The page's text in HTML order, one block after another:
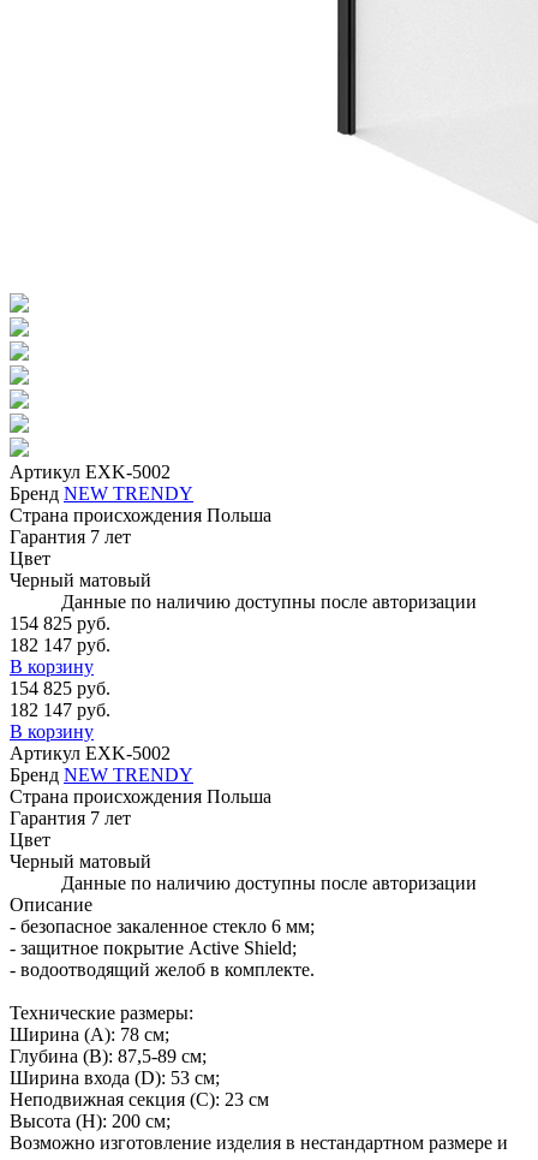
Артикул EXK-5002
Бренд NEW TRENDY
Страна происхождения Польша
Гарантия 7 лет
Цвет
Черный матовый
Данные по наличию доступны после авторизации
154 825 руб.
182 147 руб.
В корзину
154 825 руб.
182 147 руб.
В корзину
Артикул EXK-5002
Бренд NEW TRENDY
Страна происхождения Польша
Гарантия 7 лет
Цвет
Черный матовый
Данные по наличию доступны после авторизации
Описание
- безопасное закаленное стекло 6 мм;
- защитное покрытие Active Shield;
- водоотводящий желоб в комплекте.
Технические размеры:
Ширина (A): 78 см;
Глубина (B): 87,5-89 см;
Ширина входа (D): 53 см;
Неподвижная секция (С): 23 см
Высота (H): 200 см;
Возможно изготовление изделия в нестандартном размере и